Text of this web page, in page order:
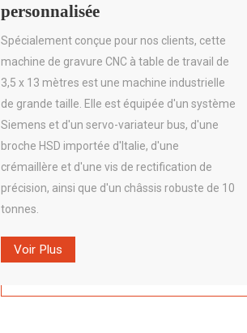
personnalisée
Spécialement conçue pour nos clients, cette
machine de gravure CNC à table de travail de
3,5 x 13 mètres est une machine industrielle
de grande taille. Elle est équipée d'un système
Siemens et d'un servo-variateur bus, d'une
broche HSD importée d'Italie, d'une
crémaillère et d'une vis de rectification de
précision, ainsi que d'un châssis robuste de 10
tonnes.
Voir Plus